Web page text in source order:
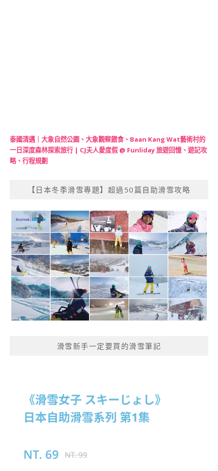
泰國清邁｜大象自然公園、大象觀察餵食、Baan Kang Wat藝術村的
一日深度森林探索旅行 | CJ夫人愛度假 @ Funliday 旅遊回憶、遊記攻
略、行程規劃
【日本冬季滑雪專題】超過50篇自助滑雪攻略
滑雪新手一定要買的滑雪筆記